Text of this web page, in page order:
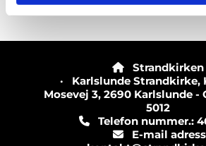

Strandkirken
· Karlslunde Strandkirke,
Mosevej 3, 2690 Karlslunde -
5012
Telefon nummer.:
E-mail